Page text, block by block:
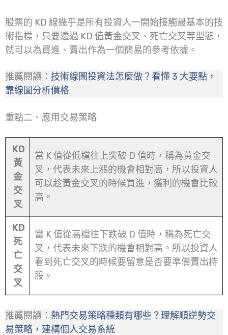
股票的 KD 線幾乎是所有投資人一開始接觸最基本的技
術指標，只要透過 KD 值黃金交叉、死亡交叉等型態，
就可以為買進、賣出作為一個簡易的參考依據。
推薦閱讀： 技術線圖投資法怎麼做？看懂 3 大要點，
靠線圖分析價格
重點二、應用交易策略
KD
黃
金
交
叉
當 K 值從低檔往上突破 D 值時，稱為黃金交
叉，代表未來上漲的機會相對高，所以投資人
可以趁黃金交叉的時候買進，獲利的機會比較
高。
KD
死
亡
交
叉
當 K 值從高檔往下跌破 D 值時，稱為死亡交
叉，代表未來下跌的機會相對高。所以投資人
看到死亡交叉的時候要留意是否要準備賣出持
股。
推薦閱讀： 熱門交易策略種類有哪些？理解順逆勢交
易策略，建構個人交易系統